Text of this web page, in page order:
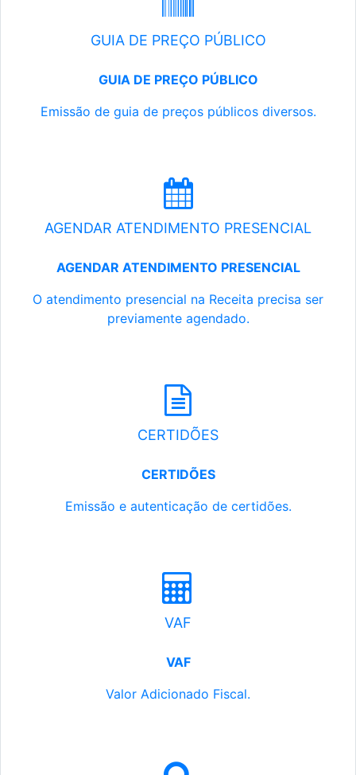
GUIA DE PREÇO PÚBLICO
GUIA DE PREÇO PÚBLICO
Emissão de guia de preços públicos diversos.
AGENDAR ATENDIMENTO PRESENCIAL
AGENDAR ATENDIMENTO PRESENCIAL
O atendimento presencial na Receita precisa ser
previamente agendado.
CERTIDÕES
CERTIDÕES
Emissão e autenticação de certidões.
VAF
VAF
Valor Adicionado Fiscal.